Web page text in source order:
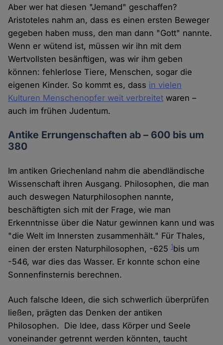
Aber wer hat diesen "Jemand" geschaffen?
Aristoteles nahm an, dass es einen ersten Beweger
gegeben haben muss, den man dann "Gott" nannte.
Wenn er wütend ist, müssen wir ihn mit dem
Wertvollsten besänftigen, was wir ihm geben
können: fehlerlose Tiere, Menschen, sogar die
eigenen Kinder. So kommt es, dass in vielen
Kulturen Menschenopfer weit verbreitet waren –
auch im frühen Judentum.
Antike Errungenschaften ab – 600 bis um
380
Im antiken Griechenland nahm die abendländische
Wissenschaft ihren Ausgang. Philosophen, die man
auch deswegen Naturphilosophen nannte,
beschäftigten sich mit der Frage, wie man
Erkenntnisse über die Natur gewinnen kann und was
"die Welt im Innersten zusammenhält." Für Thales,
einen der ersten Naturphilosophen, -6251bis um
-546, war dies das Wasser. Er konnte schon eine
Sonnenfinsternis berechnen.
Auch falsche Ideen, die sich schwerlich überprüfen
ließen, prägten das Denken der antiken
Philosophen. Die Idee, dass Körper und Seele
voneinander getrennt werden könnten, taucht